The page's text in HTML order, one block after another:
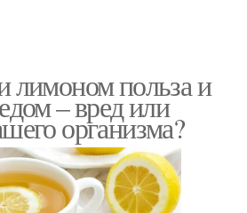
лимоном польза и
– вред или
организма?